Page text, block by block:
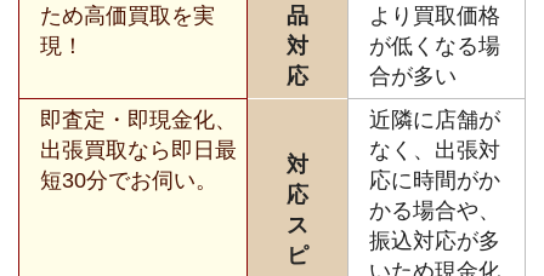
ため高価買取を実
現！
品
対
応
より買取価格
が低くなる場
合が多い
即査定・即現金化、
出張買取なら即日最
短30分でお伺い。
対
応
ス
ピ
近隣に店舗が
なく、出張対
応に時間がか
かる場合や、
振込対応が多
いため現金化